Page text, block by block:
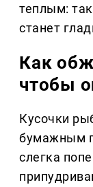
теплым:
станет
Как
чтобы
Кусочки
бумажным
слегка